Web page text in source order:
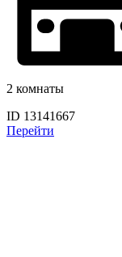
2 комнаты
ID 13141667
Перейти